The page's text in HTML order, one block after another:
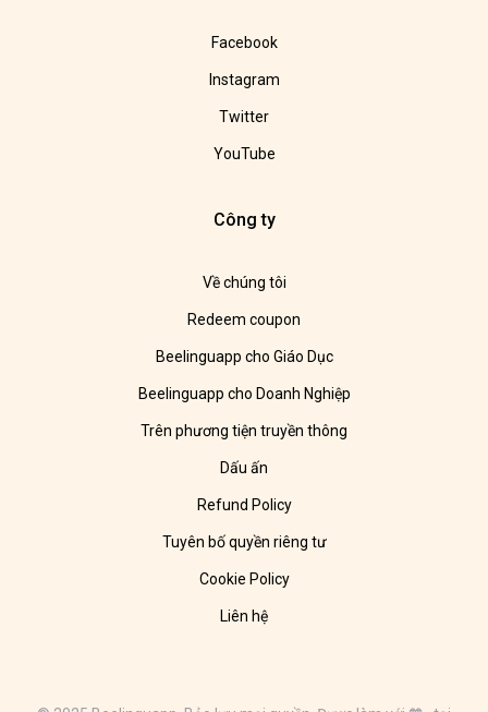
Facebook
Instagram
Twitter
YouTube
Công ty
Về chúng tôi
Redeem coupon
Beelinguapp cho Giáo Dục
Beelinguapp cho Doanh Nghiệp
Trên phương tiện truyền thông
Dấu ấn
Refund Policy
Tuyên bố quyền riêng tư
Cookie Policy
Liên hệ